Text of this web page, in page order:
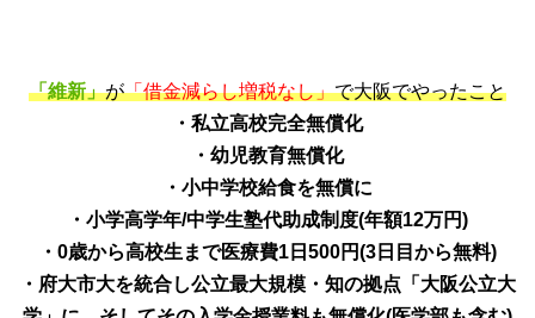
「維新」が「借金減らし増税なし」で大阪でやったこと
・私立高校完全無償化
・幼児教育無償化
・小中学校給食を無償に
・小学高学年/中学生塾代助成制度(年額12万円)
・0歳から高校生まで医療費1日500円(3日目から無料)
・府大市大を統合し公立最大規模・知の拠点「大阪公立大